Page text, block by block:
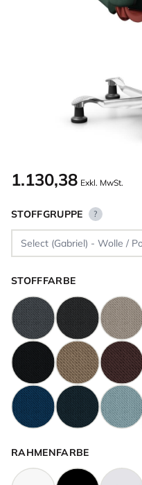
1.130,38 Exkl. MwSt.
STOFFGRUPPE ?
STOFFFARBE
RAHMENFARBE